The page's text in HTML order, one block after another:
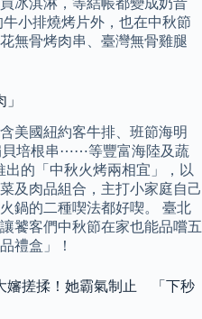
小排燒烤片外，也在中秋節
無骨烤肉串、臺灣無骨雞腿
美國紐約客牛排、班節海明
貝培根串⋯⋯等豐富海陸及蔬
出的「中秋火烤兩相宜」，以
及肉品組合，主打小家庭自己
鍋的二種喫法都好喫。 臺北
饕客們中秋節在家也能品嚐五
禮盒」！
嬸搓揉！她霸氣制止 「下秒